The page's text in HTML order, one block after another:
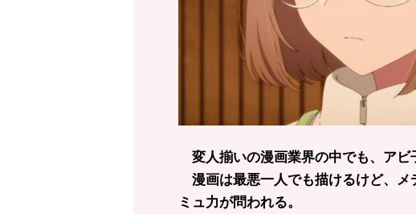
変人揃いの漫画業界の中でも、アビ
漫画は最悪一人でも描けるけど、メ
ミュ力が問われる。